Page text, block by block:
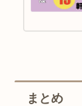
まとめ